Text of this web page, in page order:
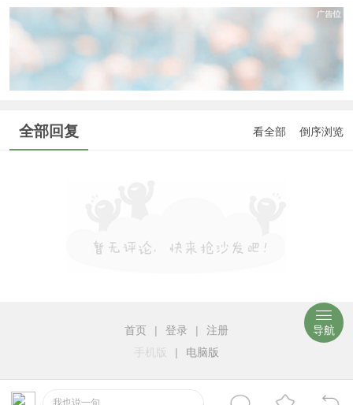
全部回复 看全部 倒序浏览
首页 | 登录 |
注册
手机版
| 电脑版
导航